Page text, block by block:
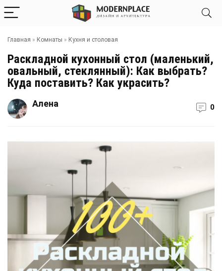
Главная » Комнаты » Кухня и столовая
Раскладной кухонный стол (маленький,
овальный, стеклянный): Как выбрать?
Куда поставить? Как украсить?
Алена 0